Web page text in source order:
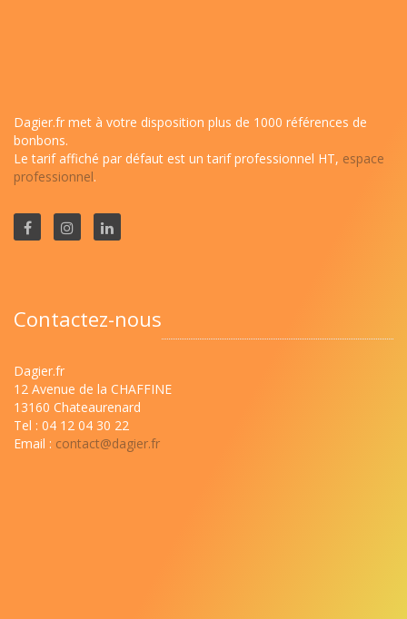
Dagier.fr met à votre disposition plus de 1000 références de
bonbons.
Le tarif affiché par défaut est un tarif professionnel HT, espace
professionnel.
Contactez-nous
Dagier.fr
12 Avenue de la CHAFFINE
13160 Chateaurenard
Tel : 04 12 04 30 22
Email : contact@dagier.fr